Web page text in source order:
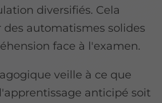
diversifiés. Cela
automatismes solides
face à l'examen.
veille à ce que
anticipé soit